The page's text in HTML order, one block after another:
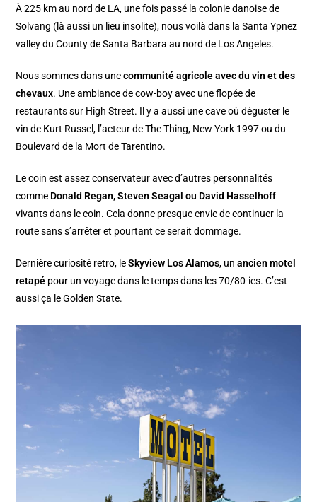
À 225 km au nord de LA, une fois passé la colonie danoise de
Solvang (là aussi un lieu insolite), nous voilà dans la Santa Ypnez
valley du County de Santa Barbara au nord de Los Angeles.
Nous sommes dans unecommunité agricole avec du vin et des
chevaux. Une ambiance de cow-boy avec une flopée de
restaurants sur High Street. Il y a aussi une cave où déguster le
vin de Kurt Russel, l’acteur de The Thing, New York 1997 ou du
Boulevard de la Mort de Tarentino.
Le coin est assez conservateur avec d’autres personnalités
comme Donald Regan, Steven Seagal ou David Hasselhoff
vivants dans le coin. Cela donne presque envie de continuer la
route sans s’arrêter et pourtant ce serait dommage.
Dernière curiosité retro, leSkyview Los Alamos, unancien motel
retapé pour un voyage dans le temps dans les 70/80-ies. C’est
aussi ça le Golden State.